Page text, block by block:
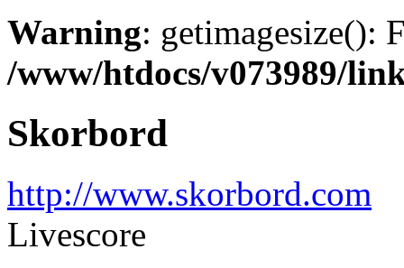
Warning: getimagesize():
/www/htdocs/v073989/
Skorbord
http://www.skorbord.com
Livescore